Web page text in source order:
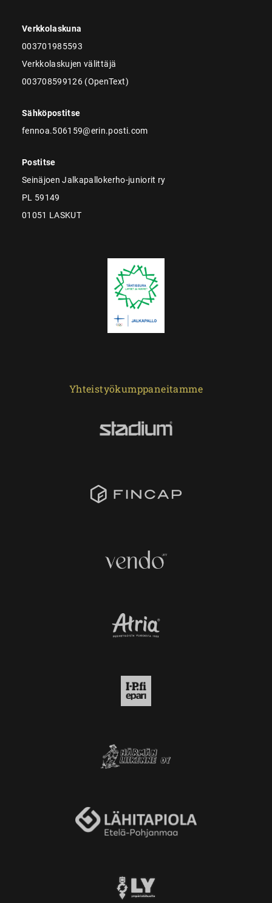
Verkkolaskuna
003701985593
Verkkolaskujen välittäjä
003708599126 (OpenText)
Sähköpostitse
fennoa.506159@erin.posti.com
Postitse
Seinäjoen Jalkapallokerho-juniorit ry
PL 59149
01051 LASKUT
Yhteistyökumppaneitamme